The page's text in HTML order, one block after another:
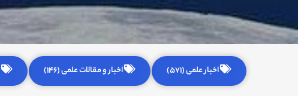
اخبار علمی (571) اخبار و مقالات علمی (146)